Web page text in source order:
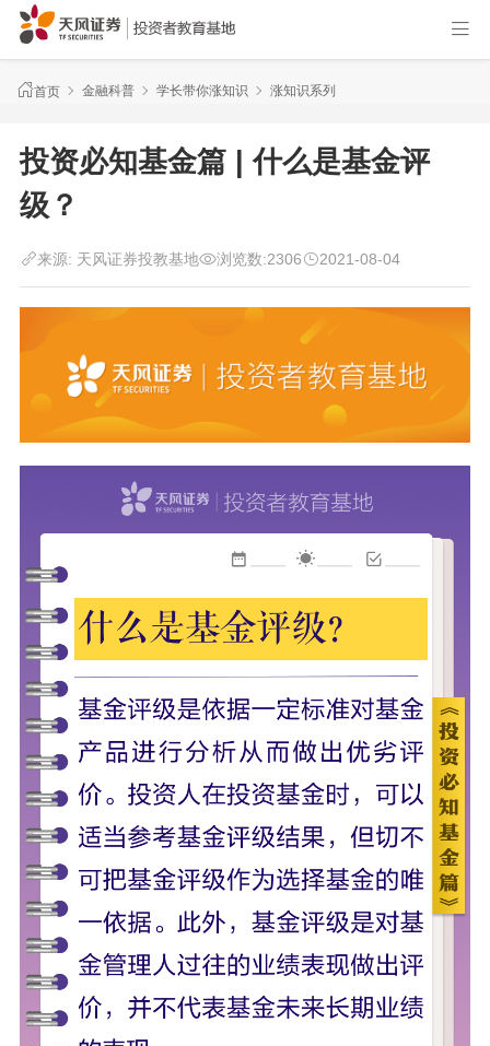
首页 金融科普 学长带你涨知识 涨知识系列
投资必知基金篇 | 什么是基金评
级？
来源: 天风证券投教基地 浏览数:2306 2021-08-04